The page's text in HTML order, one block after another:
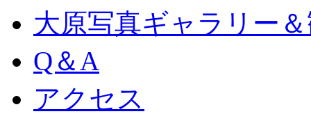
大原写真ギャラリー
Q＆A
アクセス